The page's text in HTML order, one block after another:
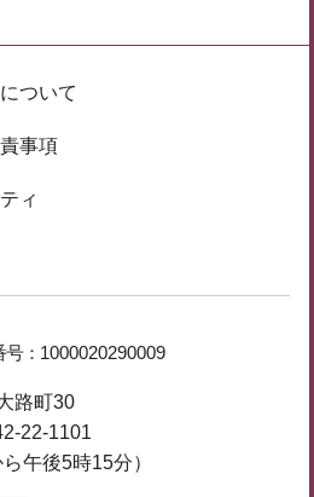
ついて
事項
ィ
： 1000020290009
路町30
22-1101
午後5時15分）